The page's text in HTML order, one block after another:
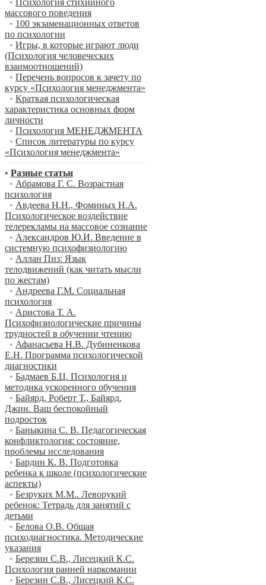
массового поведения
• 100 экзаменационных ответов
по психологии
• Игры, в которые играют люди
(Психология человеческих
взаимоотношений)
• Перечень вопросов к зачету по
курсу «Психология менеджмента»
• Краткая психологическая
характеристика основных форм
личности
• Психология МЕНЕДЖМЕНТА
• Список литературы по курсу
«Психология менеджмента»
• Разные статьи
• Абрамова Г. С. Возрастная
психология
• Авдеева Н.Н., Фоминых Н.А.
Психологическое воздействие
телерекламы на массовое сознание
• Александров Ю.И. Введение в
системную психофизиологию
• Аллан Пиз: Язык
телодвижений (как читать мысли
по жестам)
• Андреева Г.М. Социальная
психология
• Аристова Т. А.
Психофизиологические причины
трудностей в обучении чтению
• Афанасьева Н.В. Дубиненкова
Е.Н. Программа психологической
диагностики
• Бадмаев Б.Ц. Психология и
методика ускоренного обучения
• Байярд, Роберт Т., Байярд,
Джин. Ваш беспокойный
подросток
• Баныкина С. В. Педагогическая
конфликтология: состояние,
проблемы исследования
• Бардин К. В. Подготовка
ребенка к школе (психологические
аспекты)
• Безруких М.М.. Леворукий
ребенок: Тетрадь для занятий с
детьми
• Белова О.В. Общая
психодиагностика. Методические
указания
• Березин С.В., Лисецкий К.С.
Психология ранней наркомании
• Березин С.В., Лисецкий К.С.